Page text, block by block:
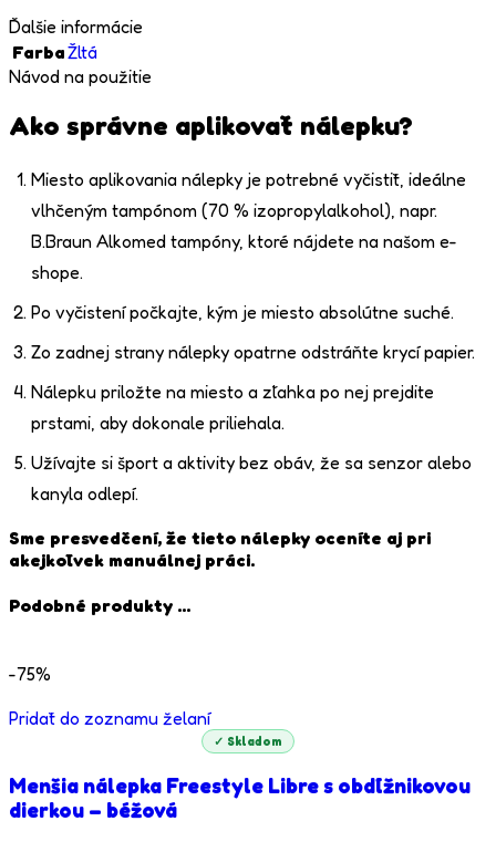
Ďalšie informácie
FarbaŽltá
Návod na použitie
Ako správne aplikovať nálepku?
Miesto aplikovania nálepky je potrebné vyčistiť, ideálne
vlhčeným tampónom (70 % izopropylalkohol), napr.
B.Braun Alkomed tampóny, ktoré nájdete na našom e-
shope.
Po vyčistení počkajte, kým je miesto absolútne suché.
Zo zadnej strany nálepky opatrne odstráňte krycí papier.
Nálepku priložte na miesto a zľahka po nej prejdite
prstami, aby dokonale priliehala.
Užívajte si šport a aktivity bez obáv, že sa senzor alebo
kanyla odlepí.
Sme presvedčení, že tieto nálepky oceníte aj pri
akejkoľvek manuálnej práci.
Podobné produkty ...
-75%
Pridať do zoznamu želaní
✓ Skladom
Menšia nálepka Freestyle Libre s obdĺžnikovou
dierkou – béžová